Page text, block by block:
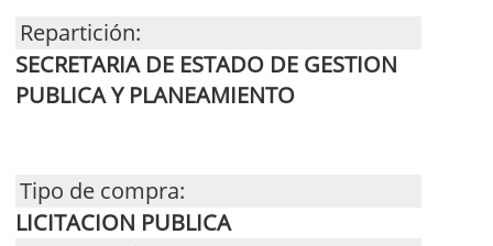
Repartición:
SECRETARIA DE ESTADO DE GESTION
PUBLICA Y PLANEAMIENTO
Tipo de compra:
LICITACION PUBLICA